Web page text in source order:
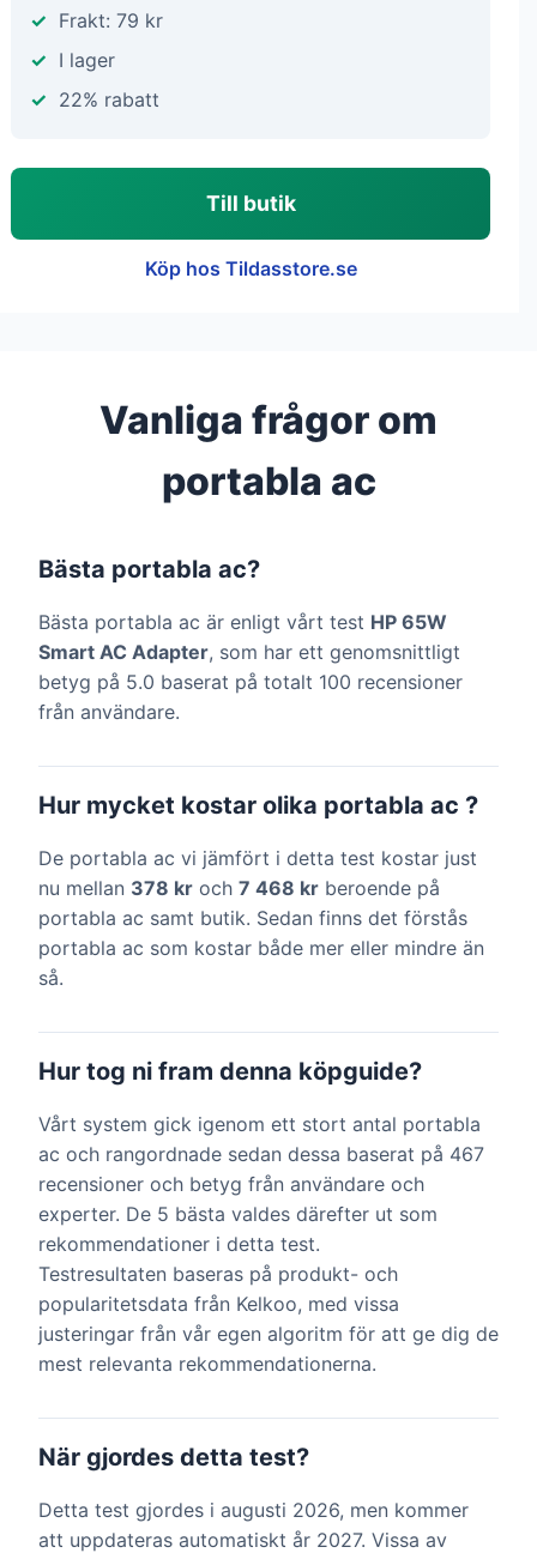
Frakt: 79 kr
I lager
22% rabatt
Till butik
Köp hos Tildasstore.se
Vanliga frågor om
portabla ac
Bästa portabla ac?
Bästa portabla ac är enligt vårt test HP 65W
Smart AC Adapter, som har ett genomsnittligt
betyg på 5.0 baserat på totalt 100 recensioner
från användare.
Hur mycket kostar olika portabla ac ?
De portabla ac vi jämfört i detta test kostar just
nu mellan 378 kr och 7 468 kr beroende på
portabla ac samt butik. Sedan finns det förstås
portabla ac som kostar både mer eller mindre än
så.
Hur tog ni fram denna köpguide?
Vårt system gick igenom ett stort antal portabla
ac och rangordnade sedan dessa baserat på 467
recensioner och betyg från användare och
experter. De 5 bästa valdes därefter ut som
rekommendationer i detta test.
Testresultaten baseras på produkt- och
popularitetsdata från Kelkoo, med vissa
justeringar från vår egen algoritm för att ge dig de
mest relevanta rekommendationerna.
När gjordes detta test?
Detta test gjordes i augusti 2026, men kommer
att uppdateras automatiskt år 2027. Vissa av